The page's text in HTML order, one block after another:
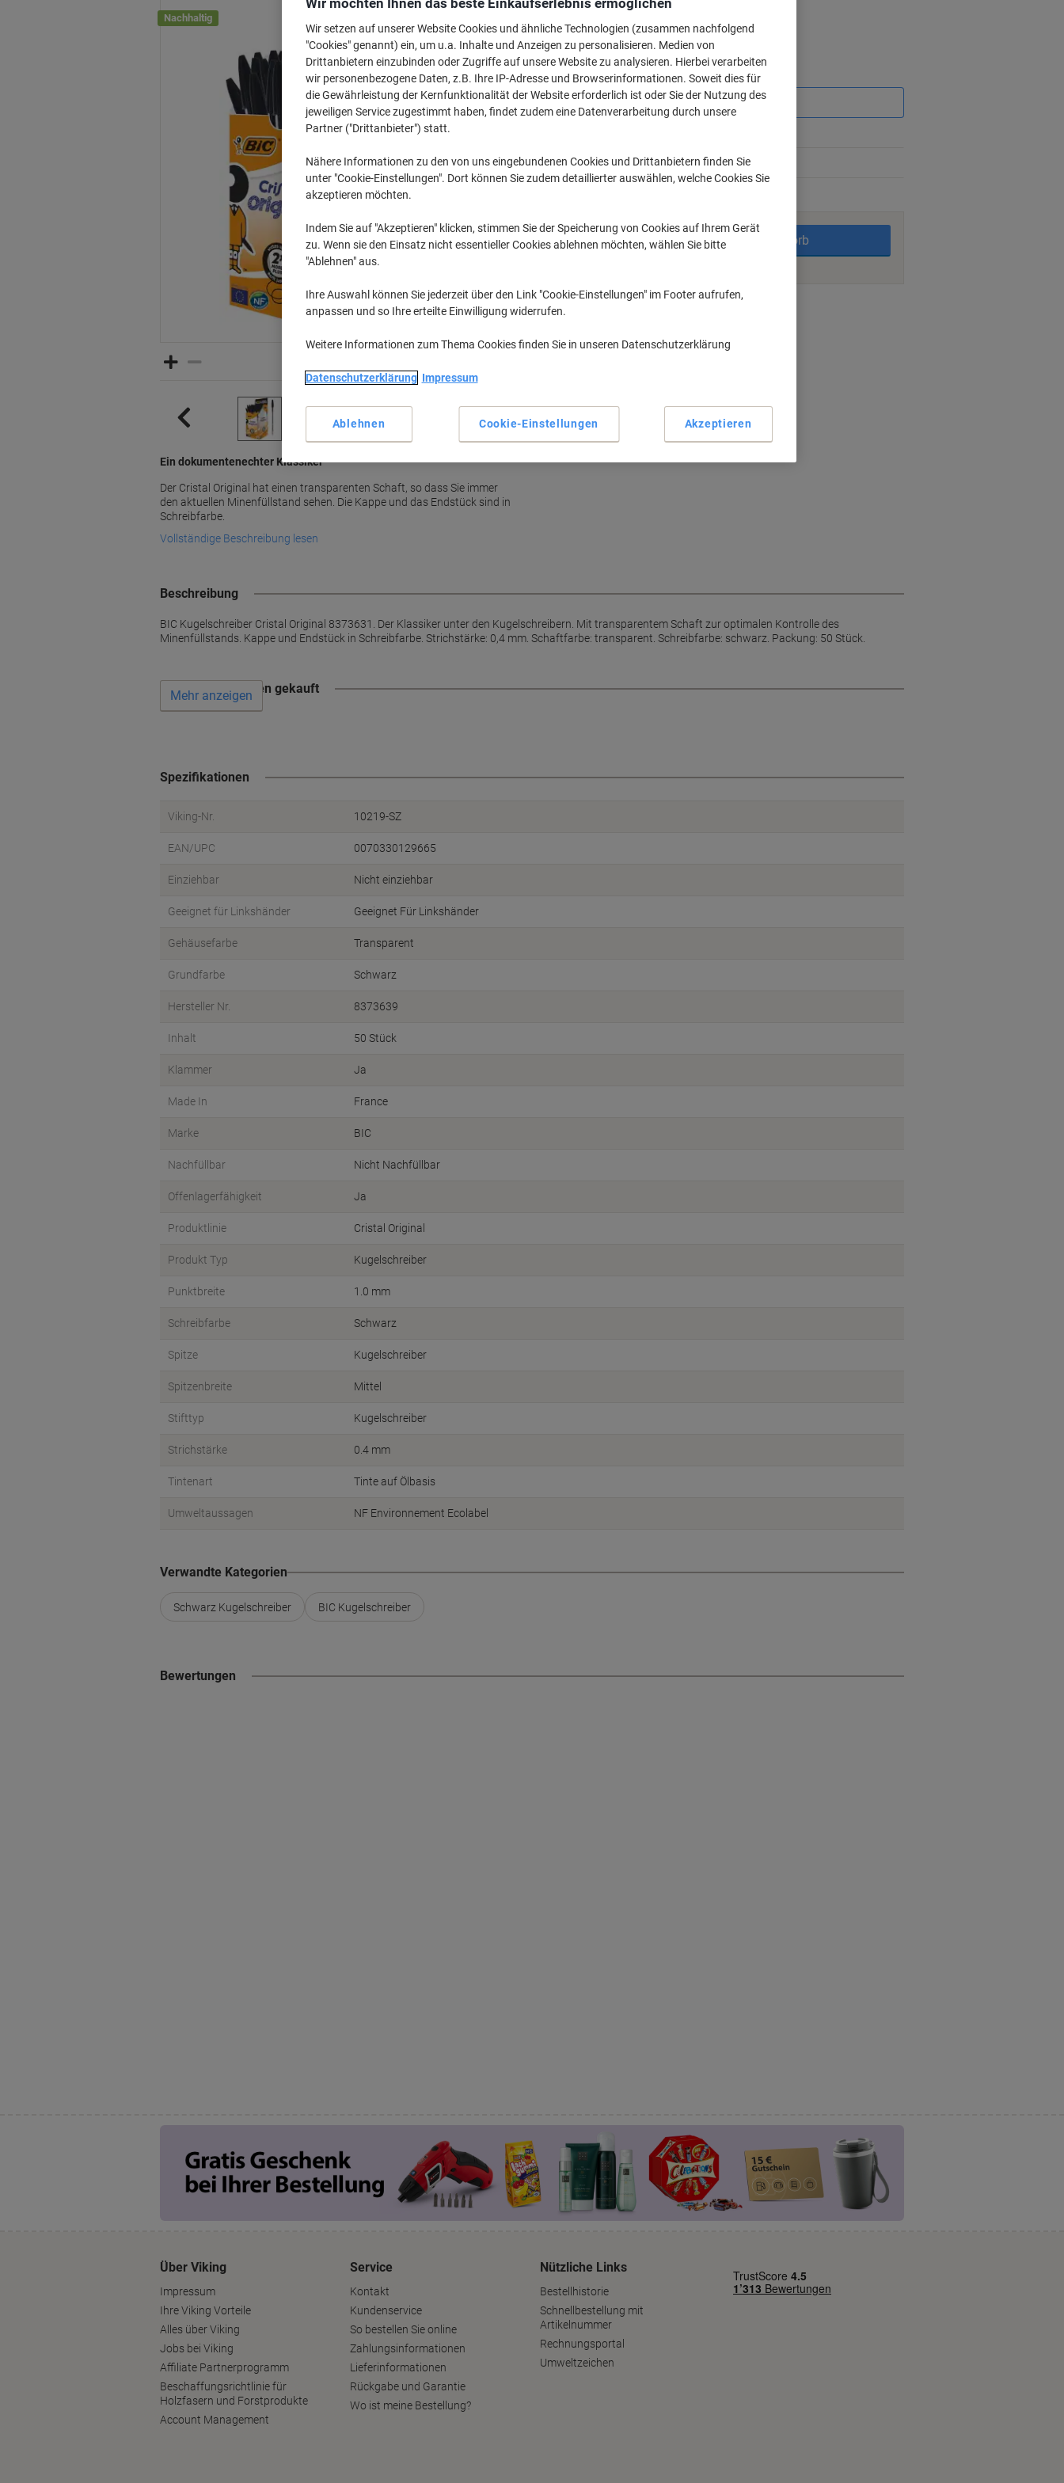
Nachhaltig
Ein dokumentenechter Klassiker
Der Cristal Original hat einen transparenten Schaft, so dass Sie immer
den aktuellen Minenfüllstand sehen. Die Kappe und das Endstück sind in
Schreibfarbe.
Vollständige Beschreibung lesen
CHF 19.55 pro Pack
CHF 21.13 inkl. MwSt
Menge exkl. MwSt
1Pack CHF 20.75
3+ Pack CHF 19.55 -5%
Menge
In den Warenkorb
Lieferinformationen
Haupteigenschaften
Beschreibung
BIC Kugelschreiber Cristal Original 8373631. Der Klassiker unter den Kugelschreibern. Mit transparentem Schaft zur optimalen Kontrolle des
Minenfüllstands. Kappe und Endstück in Schreibfarbe. Strichstärke: 0,4 mm. Schaftfarbe: transparent. Schreibfarbe: schwarz. Packung: 50 Stück.
Wird oft zusammen gekauft
Mehr anzeigen
Spezifikationen
Viking-Nr. 10219-SZ
EAN/UPC 0070330129665
Einziehbar Nicht einziehbar
Geeignet für Linkshänder Geeignet Für Linkshänder
Gehäusefarbe Transparent
Grundfarbe Schwarz
Hersteller Nr. 8373639
Inhalt 50 Stück
Klammer Ja
Made In France
Marke BIC
Nachfüllbar Nicht Nachfüllbar
Offenlagerfähigkeit Ja
Produktlinie Cristal Original
Produkt Typ Kugelschreiber
Punktbreite 1.0 mm
Schreibfarbe Schwarz
Spitze Kugelschreiber
Spitzenbreite Mittel
Stifttyp Kugelschreiber
Strichstärke 0.4 mm
Tintenart Tinte auf Ölbasis
Umweltaussagen NF Environnement Ecolabel
Verwandte Kategorien
Schwarz Kugelschreiber BIC Kugelschreiber
Bewertungen
Über Viking
Impressum
Ihre Viking Vorteile
Alles über Viking
Jobs bei Viking
Affiliate Partnerprogramm
Beschaffungsrichtlinie für
Holzfasern und Forstprodukte
Account Management
Service
Kontakt
Kundenservice
So bestellen Sie online
Zahlungsinformationen
Lieferinformationen
Rückgabe und Garantie
Wo ist meine Bestellung?
Nützliche Links
Bestellhistorie
Schnellbestellung mit
Artikelnummer
Rechnungsportal
Umweltzeichen
Wir möchten Ihnen das beste Einkaufserlebnis ermöglichen
Wir setzen auf unserer Website Cookies und ähnliche Technologien (zusammen nachfolgend
"Cookies" genannt) ein, um u.a. Inhalte und Anzeigen zu personalisieren. Medien von
Drittanbietern einzubinden oder Zugriffe auf unsere Website zu analysieren. Hierbei verarbeiten
wir personenbezogene Daten, z.B. Ihre IP-Adresse und Browserinformationen. Soweit dies für
die Gewährleistung der Kernfunktionalität der Website erforderlich ist oder Sie der Nutzung des
jeweiligen Service zugestimmt haben, findet zudem eine Datenverarbeitung durch unsere
Partner ("Drittanbieter") statt.
Nähere Informationen zu den von uns eingebundenen Cookies und Drittanbietern finden Sie
unter "Cookie-Einstellungen". Dort können Sie zudem detaillierter auswählen, welche Cookies Sie
akzeptieren möchten.
Indem Sie auf "Akzeptieren" klicken, stimmen Sie der Speicherung von Cookies auf Ihrem Gerät
zu. Wenn sie den Einsatz nicht essentieller Cookies ablehnen möchten, wählen Sie bitte
"Ablehnen" aus.
Ihre Auswahl können Sie jederzeit über den Link "Cookie-Einstellungen" im Footer aufrufen,
anpassen und so Ihre erteilte Einwilligung widerrufen.
Weitere Informationen zum Thema Cookies finden Sie in unseren Datenschutzerklärung
Datenschutzerklärung Impressum
Cookie-Einstellungen
Ablehnen Akzeptieren